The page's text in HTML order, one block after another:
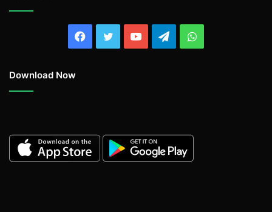
Facebook
TwitterYouTubeTelegramWhatsApp
Download Now